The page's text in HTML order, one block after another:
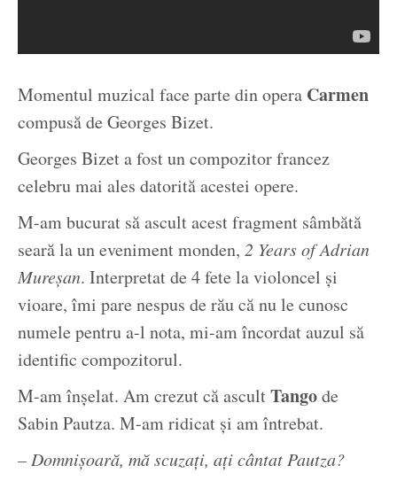
Momentul muzical face parte din opera Carmen
compusă de Georges Bizet.
Georges Bizet a fost un compozitor francez
celebru mai ales datorită acestei opere.
M-am bucurat să ascult acest fragment sâmbătă
seară la un eveniment monden, 2 Years of Adrian
Mureșan. Interpretat de 4 fete la violoncel și
vioare, îmi pare nespus de rău că nu le cunosc
numele pentru a-l nota, mi-am încordat auzul să
identific compozitorul.
M-am înșelat. Am crezut că ascultTangode
Sabin Pautza. M-am ridicat și am întrebat.
– Domnișoară, mă scuzați, ați cântat Pautza?